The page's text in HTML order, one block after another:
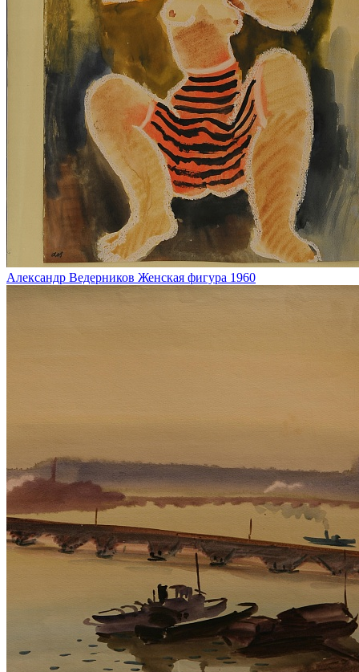
Александр Ведерников Женская фигура 1960